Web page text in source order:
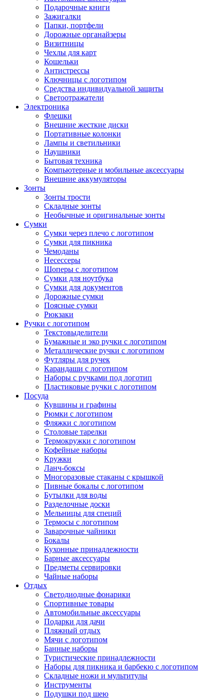
Подарочные книги
Зажигалки
Папки, портфели
Дорожные органайзеры
Визитницы
Чехлы для карт
Кошельки
Антистрессы
Ключницы с логотипом
Средства индивидуальной защиты
Светоотражатели
Электроника
Флешки
Внешние жесткие диски
Портативные колонки
Лампы и светильники
Наушники
Бытовая техника
Компьютерные и мобильные аксессуары
Внешние аккумуляторы
Зонты
Зонты трости
Складные зонты
Необычные и оригинальные зонты
Сумки
Сумки через плечо с логотипом
Сумки для пикника
Чемоданы
Несессеры
Шоперы с логотипом
Сумки для ноутбука
Сумки для документов
Дорожные сумки
Поясные сумки
Рюкзаки
Ручки с логотипом
Текстовыделители
Бумажные и эко ручки с логотипом
Металлические ручки с логотипом
Футляры для ручек
Карандаши с логотипом
Наборы с ручками под логотип
Пластиковые ручки с логотипом
Посуда
Кувшины и графины
Рюмки с логотипом
Фляжки с логотипом
Столовые тарелки
Термокружки с логотипом
Кофейные наборы
Кружки
Ланч-боксы
Многоразовые стаканы с крышкой
Пивные бокалы с логотипом
Бутылки для воды
Разделочные доски
Мельницы для специй
Термосы с логотипом
Заварочные чайники
Бокалы
Кухонные принадлежности
Барные аксессуары
Предметы сервировки
Чайные наборы
Отдых
Светодиодные фонарики
Спортивные товары
Автомобильные аксессуары
Подарки для дачи
Пляжный отдых
Мячи с логотипом
Банные наборы
Туристические принадлежности
Наборы для пикника и барбекю с логотипом
Складные ножи и мультитулы
Инструменты
Подушки под шею